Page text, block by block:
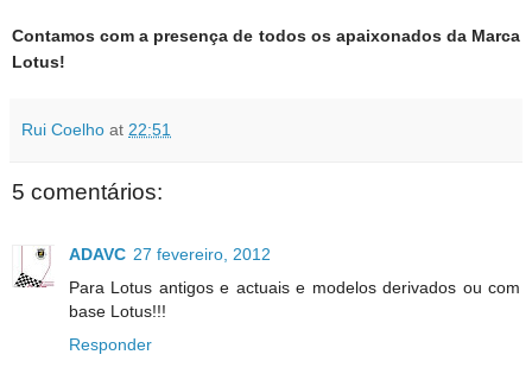
Contamos com a presença de todos os apaixonados da Marca
Lotus!
Rui Coelho at 22:51
5 comentários:
ADAVC 27 fevereiro, 2012
Para Lotus antigos e actuais e modelos derivados ou com
base Lotus!!!
Responder